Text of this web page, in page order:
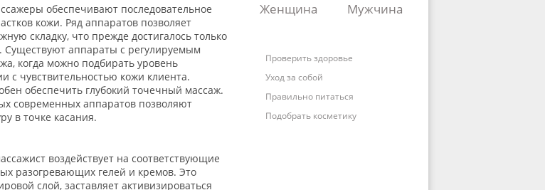
Женщина
Мужчина
Проверить здоровье
Уход за собой
Правильно питаться
Подобрать косметику
обеспечивают последовательное
кожи. Ряд аппаратов позволяет
складку, что прежде достигалось только
аппараты с регулируемым
когда можно подбирать уровень
с чувствительностью кожи клиента.
обеспечить глубокий точечный массаж.
современных аппаратов позволяют
в точке касания.
воздействует на соответствующие
разогревающих гелей и кремов. Это
слой, заставляет активизироваться